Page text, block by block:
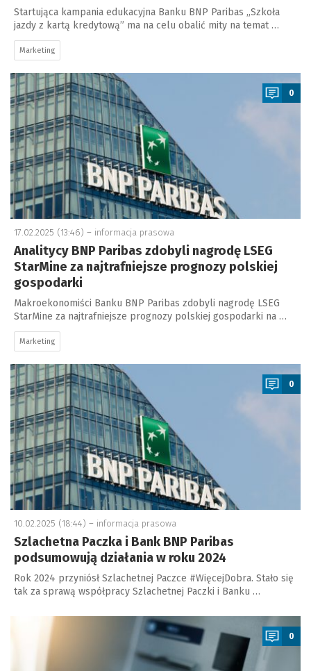
Startująca kampania edukacyjna Banku BNP Paribas „Szkoła
jazdy z kartą kredytową” ma na celu obalić mity na temat …
Marketing
a
0
17.02.2025 (13:46) – informacja prasowa
Analitycy BNP Paribas zdobyli nagrodę LSEG
StarMine za najtrafniejsze prognozy polskiej
gospodarki
Makroekonomiści Banku BNP Paribas zdobyli nagrodę LSEG
StarMine za najtrafniejsze prognozy polskiej gospodarki na …
Marketing
a
0
10.02.2025 (18:44) – informacja prasowa
Szlachetna Paczka i Bank BNP Paribas
podsumowują działania w roku 2024
Rok 2024 przyniósł Szlachetnej Paczce #WięcejDobra. Stało się
tak za sprawą współpracy Szlachetnej Paczki i Banku …
0